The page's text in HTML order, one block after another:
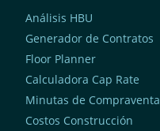
Análisis HBU
Generador de Contratos
Floor Planner
Calculadora Cap Rate
Minutas de Compraventa
Costos Construcción